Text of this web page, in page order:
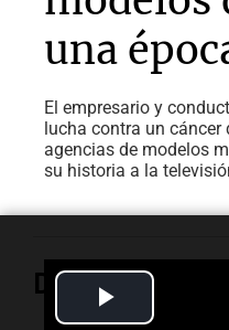
una
El empresario y
lucha contra un
agencias de modelos
su historia a la
Deportes